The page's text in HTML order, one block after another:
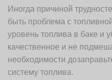
Иногда причиной
быть проблема с
уровень топлива в баке и
качественное и не
необходимости
систему топлива.